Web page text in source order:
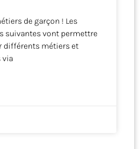
de garçon ! Les
suivantes vont permettre
différents métiers et
via